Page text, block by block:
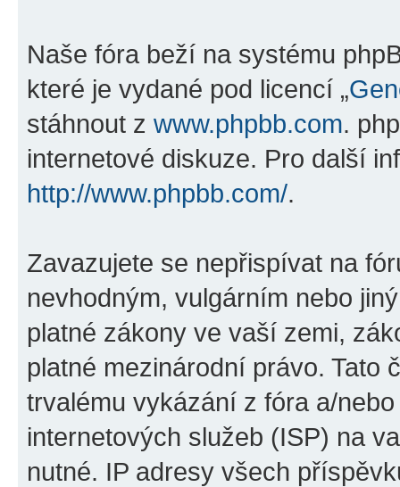
Naše fóra beží na systému
které je vydané pod licencí „
stáhnout z www.phpbb.com.
internetové diskuze. Pro další
http://www.phpbb.com/.
Zavazujete se nepřispívat na
nevhodným, vulgárním nebo
platné zákony ve vaší zemi,
platné mezinárodní právo. Tato
trvalému vykázání z fóra a/
internetových služeb (ISP) na
nutné. IP adresy všech